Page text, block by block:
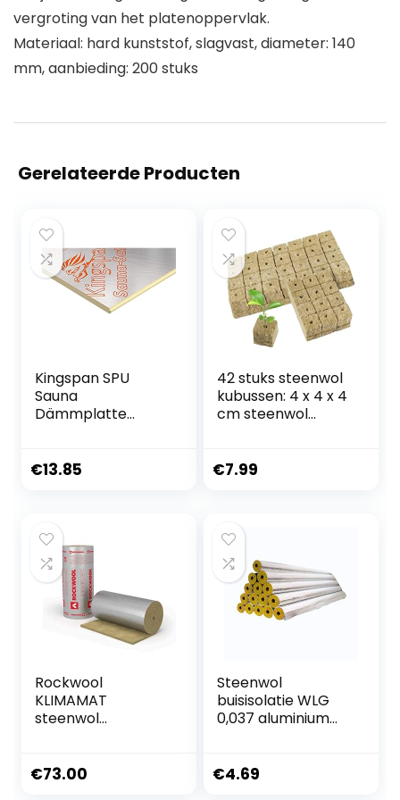
vergroting van het platenoppervlak.
Materiaal: hard kunststof, slagvast, diameter: 140
mm, aanbieding: 200 stuks
Gerelateerde Producten
Kingspan SPU
Sauna
Dämmplatte
€13.85
42 stuks steenwol
kubussen: 4 x 4 x 4
cm steenwol
Rockwool Cube
steenwol voor
stekken
plantenvermeerd
ering
€7.99
Rockwool
KLIMAMAT
steenwol
€73.00
Steenwol
buisisolatie WLG
0,037 aluminium
voor
€4.69